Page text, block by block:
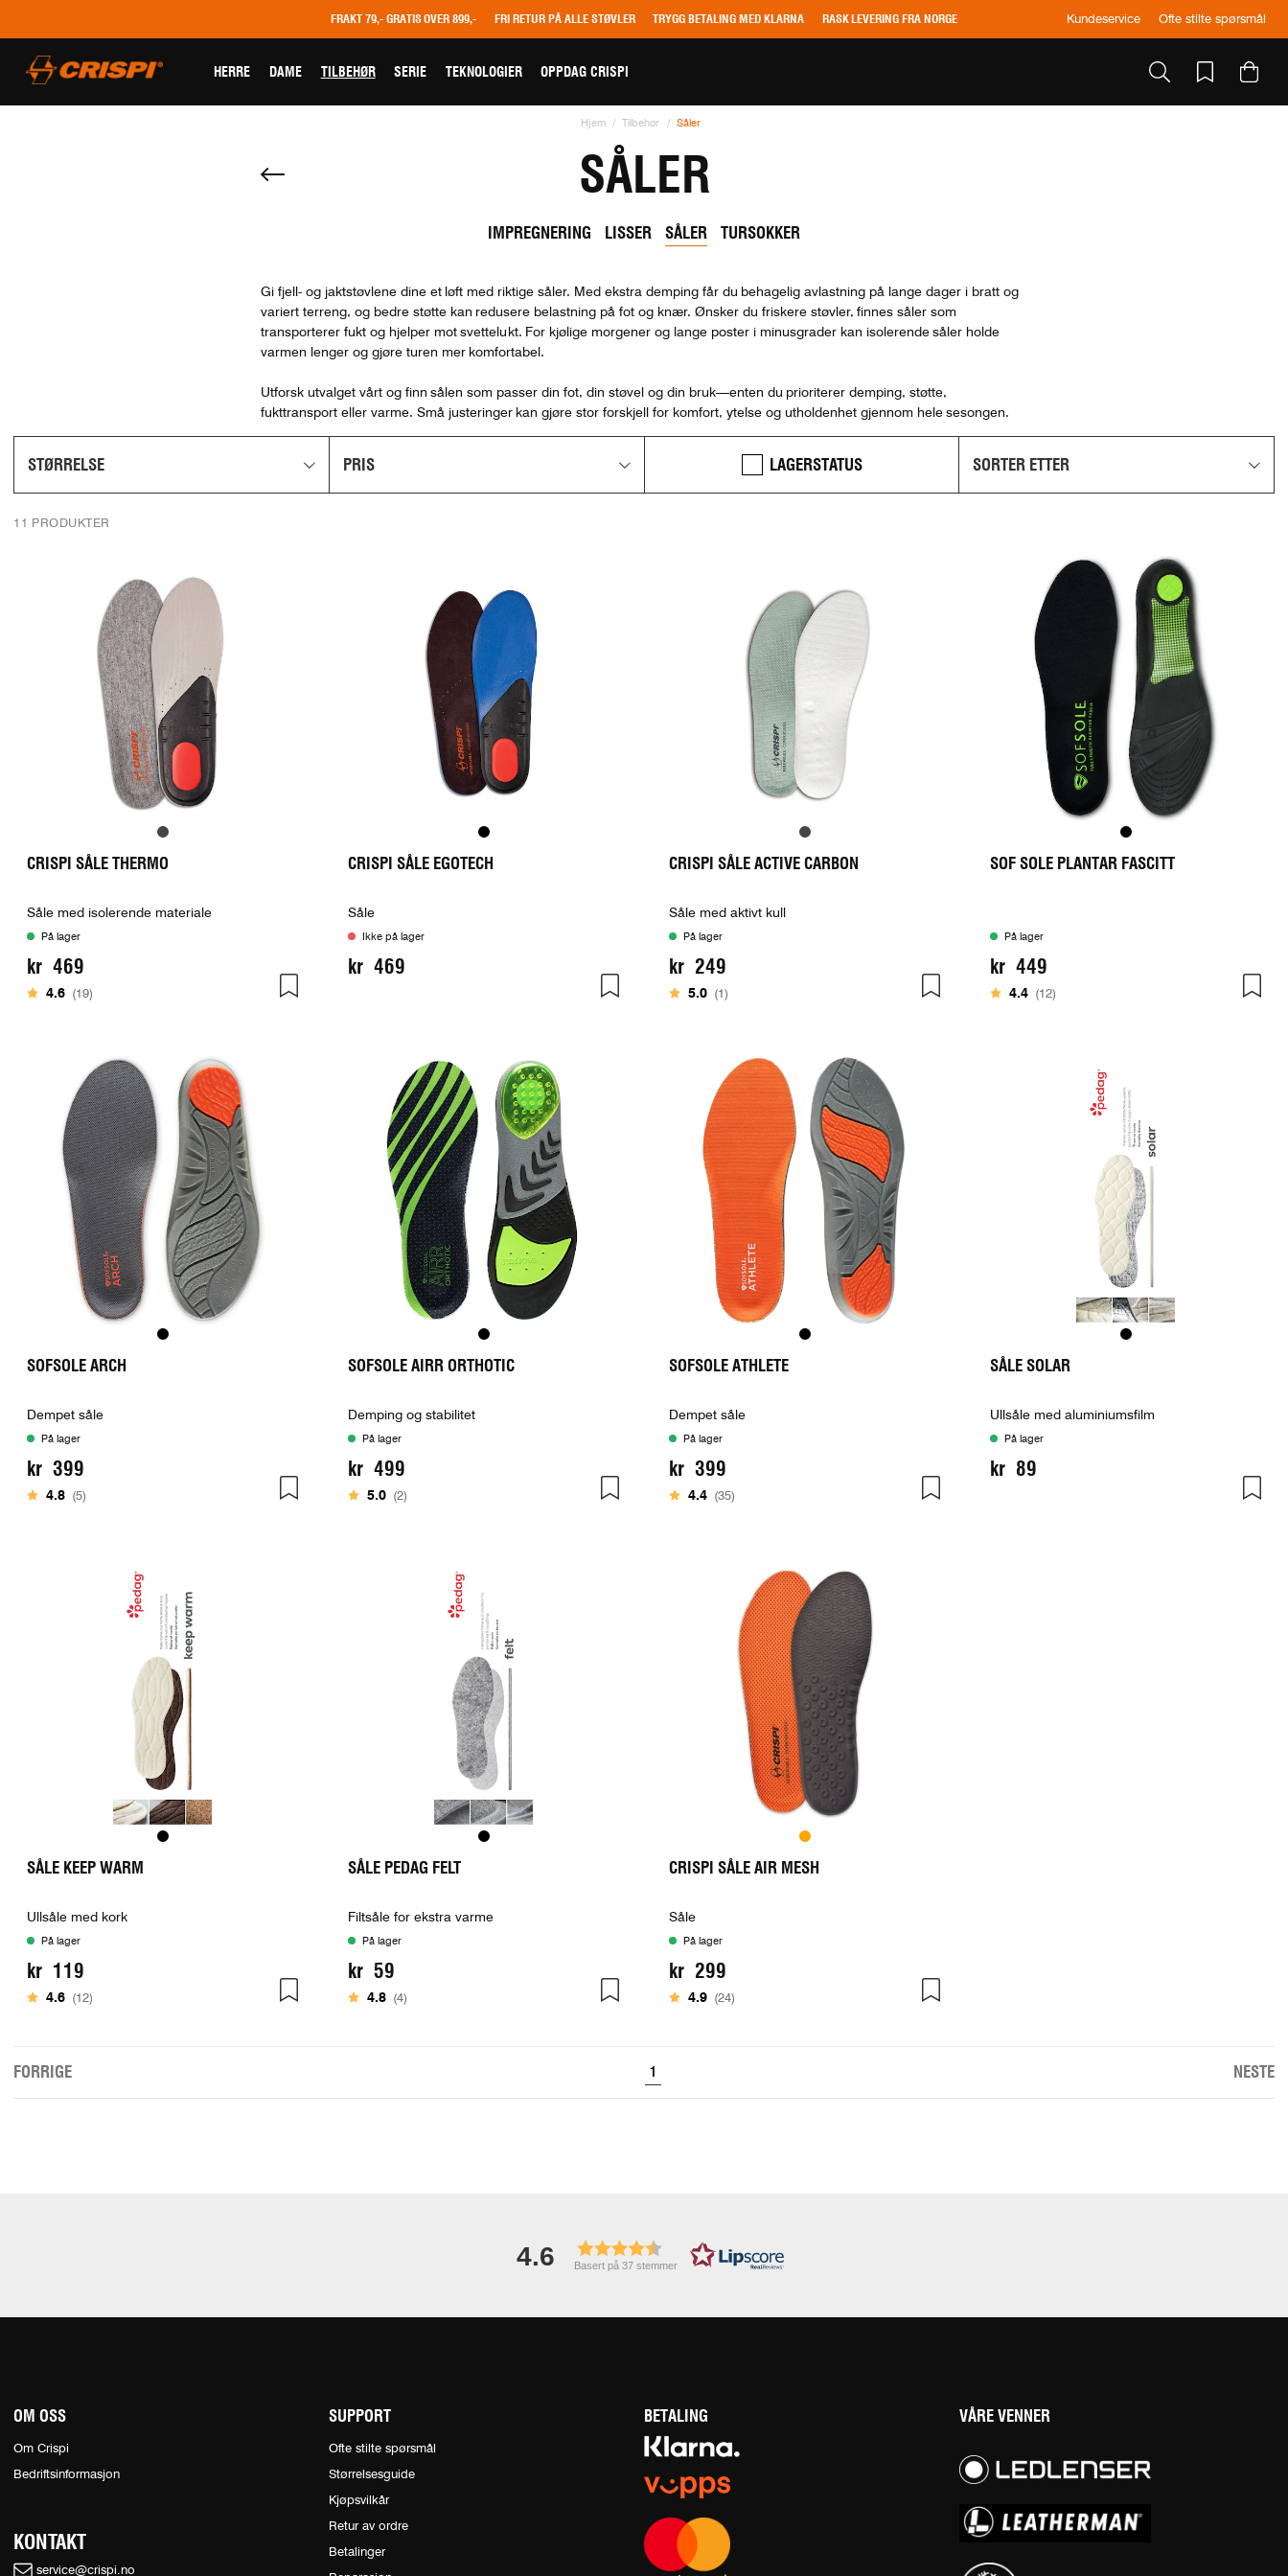
FRAKT 79,- GRATIS OVER 899,- FRI RETUR PÅ ALLE STØVLER TRYGG BETALING MED KLARNA RASK LEVERING FRA NORGE Kundeservice Ofte stilte spørsmål
HERRE DAME TILBEHØR SERIE TEKNOLOGIER OPPDAG CRISPI
Hjem Tilbehør Såler
SÅLER
IMPREGNERING LISSER SÅLER TURSOKKER
Gi fjell- og jaktstøvlene dine et løft med riktige såler. Med ekstra demping får du behagelig avlastning på lange dager i bratt og
variert terreng, og bedre støtte kan redusere belastning på fot og knær. Ønsker du friskere støvler, finnes såler som
transporterer fukt og hjelper mot svettelukt. For kjølige morgener og lange poster i minusgrader kan isolerende såler holde
varmen lenger og gjøre turen mer komfortabel.
Utforsk utvalget vårt og finn sålen som passer din fot, din støvel og din bruk—enten du prioriterer demping, støtte,
fukttransport eller varme. Små justeringer kan gjøre stor forskjell for komfort, ytelse og utholdenhet gjennom hele sesongen.
STØRRELSE PRIS LAGERSTATUS SORTER ETTER
11 PRODUKTER
CRISPI SÅLE THERMO
Såle med isolerende materiale
På lager
kr 469
Karakter:
4.6(19)
CRISPI SÅLE EGOTECH
Såle
Ikke på lager
kr 469
CRISPI SÅLE ACTIVE CARBON
Såle med aktivt kull
På lager
kr 249
Karakter:
5.0(1)
SOF SOLE PLANTAR FASCITT​
På lager
kr 449
Karakter:
4.4(12)
SOFSOLE ARCH
Dempet såle
På lager
kr 399
Karakter:
4.8(5)
SOFSOLE AIRR ORTHOTIC
Demping og stabilitet
På lager
kr 499
Karakter:
5.0(2)
SOFSOLE ATHLETE
Dempet såle
På lager
kr 399
Karakter:
4.4(35)
SÅLE SOLAR
Ullsåle med aluminiumsfilm
På lager
kr 89
SÅLE KEEP WARM
Ullsåle med kork
På lager
kr 119
Karakter:
4.6(12)
SÅLE PEDAG FELT
Filtsåle for ekstra varme
På lager
kr 59
Karakter:
4.8(4)
CRISPI SÅLE AIR MESH
Såle
På lager
kr 299
Karakter:
4.9(24)
FORRIGE 1 NESTE
4.6 Basert på 37 stemmer
OM OSS
Om Crispi
Bedriftsinformasjon
KONTAKT
service@crispi.no
SUPPORT
Ofte stilte spørsmål
Størrelsesguide
Kjøpsvilkår
Retur av ordre
Betalinger
BETALING VÅRE VENNER